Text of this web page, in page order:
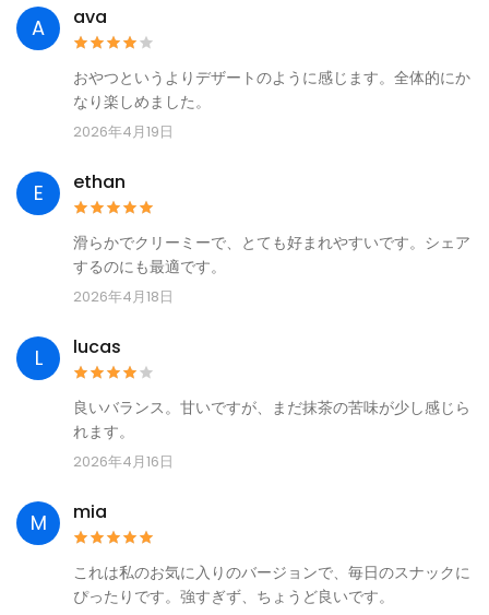
A ava
おやつというよりデザートのように感じます。全体的にか
なり楽しめました。
2026年4月19日
E ethan
滑らかでクリーミーで、とても好まれやすいです。シェア
するのにも最適です。
2026年4月18日
L lucas
良いバランス。甘いですが、まだ抹茶の苦味が少し感じら
れます。
2026年4月16日
M mia
これは私のお気に入りのバージョンで、毎日のスナックに
ぴったりです。強すぎず、ちょうど良いです。